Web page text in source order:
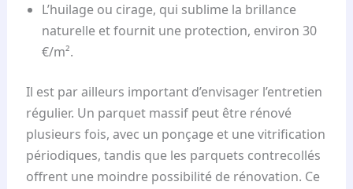
L’huilage ou cirage, qui sublime la brillance
naturelle et fournit une protection, environ 30
€/m².
Il est par ailleurs important d’envisager l’entretien
régulier. Un parquet massif peut être rénové
plusieurs fois, avec un ponçage et une vitrification
périodiques, tandis que les parquets contrecollés
offrent une moindre possibilité de rénovation. Ce